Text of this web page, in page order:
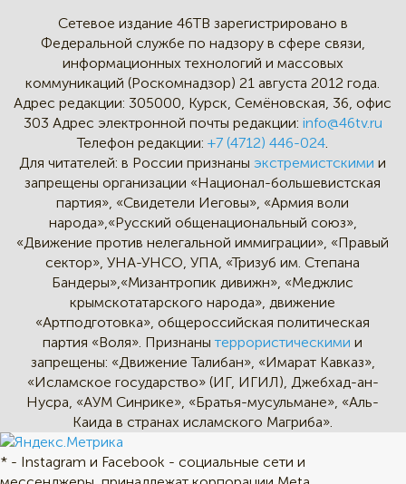
Сетевое издание 46ТВ зарегистрировано в
Федеральной службе по надзору в сфере связи,
информационных технологий и массовых
коммуникаций (Роскомнадзор) 21 августа 2012 года.
Адрес редакции: 305000, Курск, Семёновская, 36, офис
303 Адрес электронной почты редакции: info@46tv.ru
Телефон редакции: +7 (4712) 446-024.
Для читателей: в России признаныэкстремистскими и
запрещены организации «Национал-большевистская
партия», «Свидетели Иеговы», «Армия воли
народа»,«Русский общенациональный союз»,
«Движение против нелегальной иммиграции», «Правый
сектор», УНА-УНСО, УПА, «Тризуб им. Степана
Бандеры»,«Мизантропик дивижн», «Меджлис
крымскотатарского народа», движение
«Артподготовка», общероссийская политическая
партия «Воля». Признанытеррористическими и
запрещены: «Движение Талибан», «Имарат Кавказ»,
«Исламское государство» (ИГ, ИГИЛ), Джебхад-ан-
Нусра, «АУМ Синрике», «Братья-мусульмане», «Аль-
Каида в странах исламского Магриба».
* - Instagram и Facebook - социальные сети и